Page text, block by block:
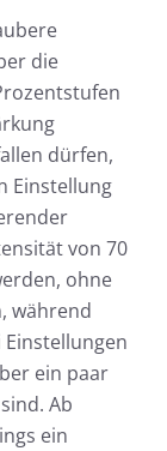
die
dürfen,
Einstellung
von 70
ohne
während
ein paar
Ab
ein